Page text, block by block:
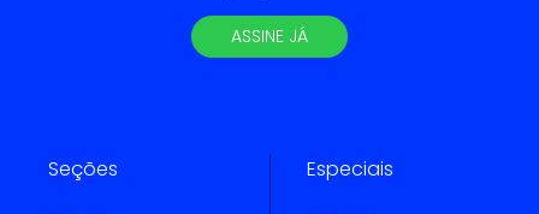
ASSINE JÁ
Seções Especiais